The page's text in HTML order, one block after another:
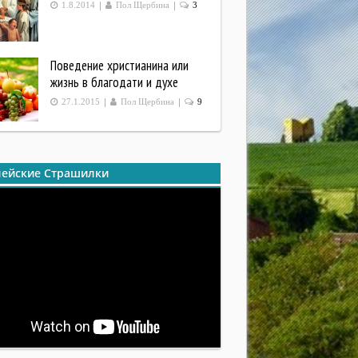
1.8.2014 | Пол Щербина | 3
Поведение христианина или
жизнь в благодати и духе
27.1.2015 | Пол Щербина | 9
Страшилки